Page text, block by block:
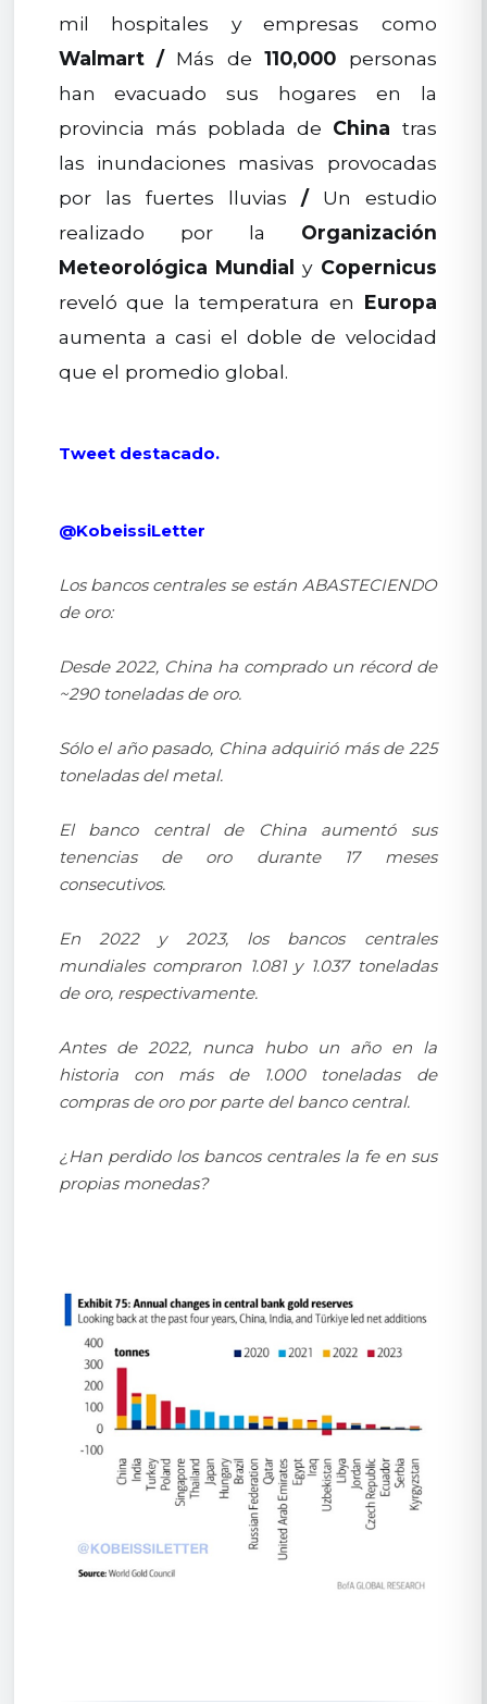
mil hospitales y empresas como
Walmart /Más de110,000 personas
han evacuado sus hogares en la
provincia más poblada de China tras
las inundaciones masivas provocadas
por las fuertes lluvias /Un estudio
realizado por la Organización
Meteorológica Mundial y Copernicus
reveló que la temperatura en Europa
aumenta a casi el doble de velocidad
que el promedio global.
Tweet destacado.
@KobeissiLetter
Los bancos centrales se están ABASTECIENDO
de oro:
Desde 2022, China ha comprado un récord de
~290 toneladas de oro.
Sólo el año pasado, China adquirió más de 225
toneladas del metal.
El banco central de China aumentó sus
tenencias de oro durante 17 meses
consecutivos.
En 2022 y 2023, los bancos centrales
mundiales compraron 1.081 y 1.037 toneladas
de oro, respectivamente.
Antes de 2022, nunca hubo un año en la
historia con más de 1.000 toneladas de
compras de oro por parte del banco central.
¿Han perdido los bancos centrales la fe en sus
propias monedas?